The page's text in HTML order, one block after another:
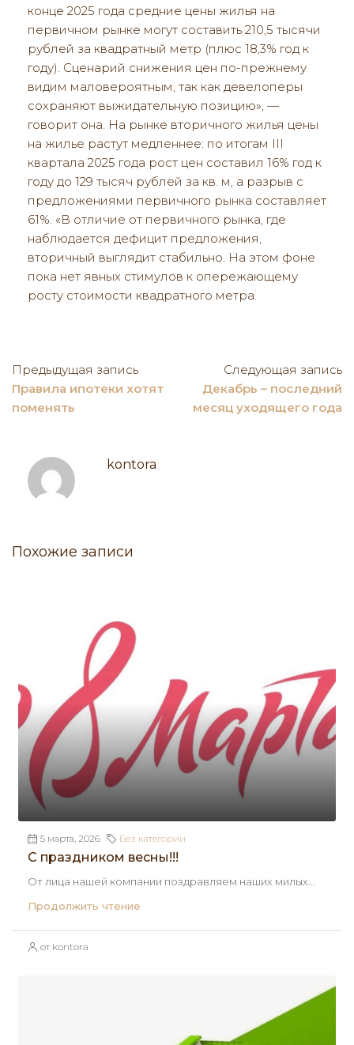
конце 2025 года средние цены жилья на
первичном рынке могут составить 210,5 тысячи
рублей за квадратный метр (плюс 18,3% год к
году). Сценарий снижения цен по-прежнему
видим маловероятным, так как девелоперы
сохраняют выжидательную позицию», —
говорит она. На рынке вторичного жилья цены
на жилье растут медленнее: по итогам III
квартала 2025 года рост цен составил 16% год к
году до 129 тысяч рублей за кв. м, а разрыв с
предложениями первичного рынка составляет
61%. «В отличие от первичного рынка, где
наблюдается дефицит предложения,
вторичный выглядит стабильно. На этом фоне
пока нет явных стимулов к опережающему
росту стоимости квадратного метра.
Предыдущая запись
Правила ипотеки хотят
поменять
Следующая запись
Декабрь – последний
месяц уходящего года
kontora
Похожие записи
5 марта, 2026 Без категории
С праздником весны!!!
От лица нашей компании поздравляем наших милых...
Продолжить чтение
от kontora